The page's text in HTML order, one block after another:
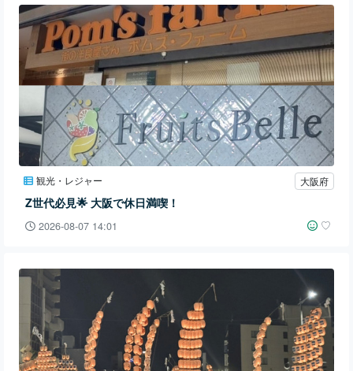
観光・レジャー 大阪府
Z世代必見︎🌟 大阪で休日満喫！
2026-08-07 14:01 ♡